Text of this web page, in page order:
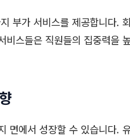
부가 서비스를 제공합니다.
스들은 직원들의 집중력을
면에서 성장할 수 있습니다.